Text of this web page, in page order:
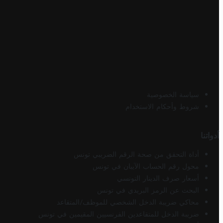
سياسة الخصوصية
شروط وأحكام الاستخدام
أدواتنا
أداة التحقق من صحة الرقم الضريبي تونس
محول رقم الحساب الآيبان في تونس
أسعار صرف الدينار التونسي
البحث عن الرمز البريدي في تونس
محاكي ضريبة الدخل الشخصي للموظف/المتقاعد
ضريبة الدخل للمتقاعدين الفرنسيين المقيمين في تونس